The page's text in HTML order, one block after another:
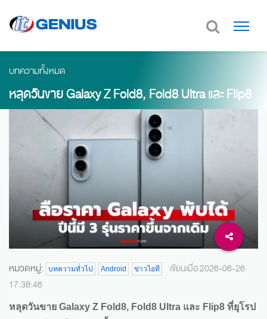
บทความทั้งหมด
หลุดวันขาย Galaxy Z Fold8, Fold8 Ultra และ Flip8
หมวดหมู่: บทความทั่วไป Android ข่าวไอที
เขียนเมื่อ 2026-06-26
17:38:46
หลุดวันขาย Galaxy Z Fold8, Fold8 Ultra และ Flip8 ที่ยุโรป